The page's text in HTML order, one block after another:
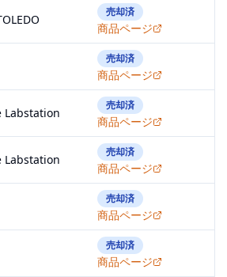
売却済
商品ページ
売却済
商品ページ
Labstation
売却済
商品ページ
Labstation
売却済
商品ページ
売却済
商品ページ
売却済
商品ページ